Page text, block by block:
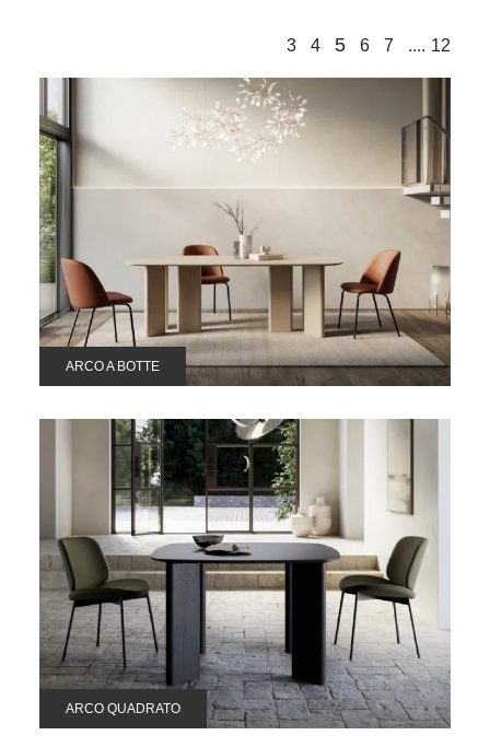
3 4 5 6 7 .... 12
ARCO A BOTTE
ARCO QUADRATO